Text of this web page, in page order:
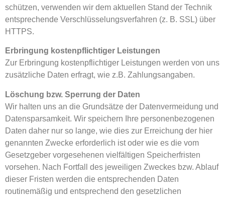
schützen, verwenden wir dem aktuellen Stand der Technik
entsprechende Verschlüsselungsverfahren (z. B. SSL) über
HTTPS.
Erbringung kostenpflichtiger Leistungen
Zur Erbringung kostenpflichtiger Leistungen werden von uns
zusätzliche Daten erfragt, wie z.B. Zahlungsangaben.
Löschung bzw. Sperrung der Daten
Wir halten uns an die Grundsätze der Datenvermeidung und
Datensparsamkeit. Wir speichern Ihre personenbezogenen
Daten daher nur so lange, wie dies zur Erreichung der hier
genannten Zwecke erforderlich ist oder wie es die vom
Gesetzgeber vorgesehenen vielfältigen Speicherfristen
vorsehen. Nach Fortfall des jeweiligen Zweckes bzw. Ablauf
dieser Fristen werden die entsprechenden Daten
routinemäßig und entsprechend den gesetzlichen